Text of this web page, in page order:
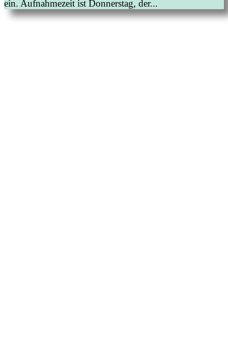
ein. Aufnahmezeit ist Donnerstag, der...